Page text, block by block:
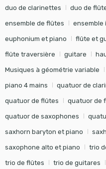
duo de clarinettes duo de
ensemble de flûtes ensemble
euphonium et piano flûte et
flûte traversière guitare
Musiques à géométrie variable
piano 4 mains quatuor de
quatuor de flûtes quatuor de
quatuor de saxophones
saxhorn baryton et piano
saxophone alto et piano trio
trio de flûtes trio de guitares